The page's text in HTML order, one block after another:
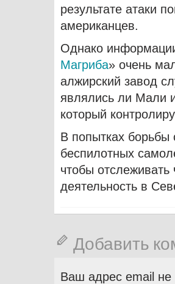
результате атаки
американцев.
Однако
Магриба» очень
алжирский завод
являлись ли Мали
который
В попытках
беспилотных
чтобы
деятельность в
Добавить
Ваш адрес email не